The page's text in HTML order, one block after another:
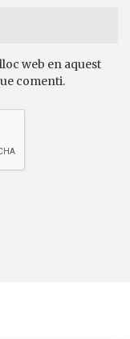
web en aquest
comenti.